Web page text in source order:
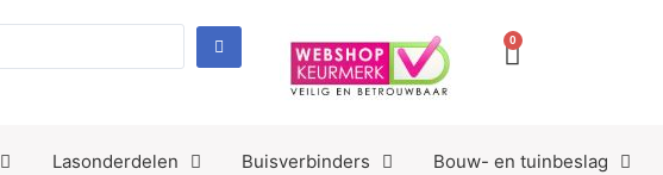
0
Lasonderdelen Buisverbinders Bouw- en tuinbeslag